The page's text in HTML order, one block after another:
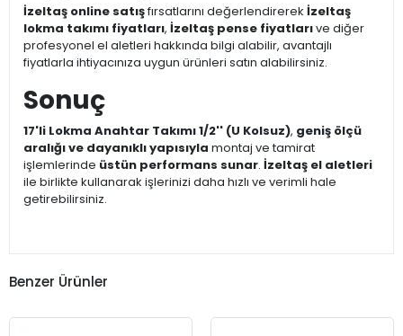
İzeltaş online satışfırsatlarını değerlendirerek İzeltaş
lokma takımı fiyatları, İzeltaş pense fiyatlarıve diğer
profesyonel el aletleri hakkında bilgi alabilir, avantajlı
fiyatlarla ihtiyacınıza uygun ürünleri satın alabilirsiniz.
Sonuç
17'li Lokma Anahtar Takımı 1/2'' (U Kolsuz), geniş ölçü
aralığı ve dayanıklı yapısıyla montaj ve tamirat
işlemlerinde üstün performans sunar. İzeltaş el aletleri
ile birlikte kullanarak işlerinizi daha hızlı ve verimli hale
getirebilirsiniz.
Benzer Ürünler